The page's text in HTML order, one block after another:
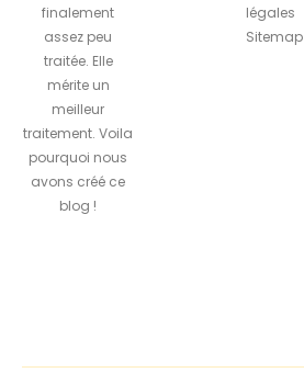
finalement
assez peu
traitée. Elle
mérite un
meilleur
traitement. Voila
pourquoi nous
avons créé ce
blog !
légales
Sitemap